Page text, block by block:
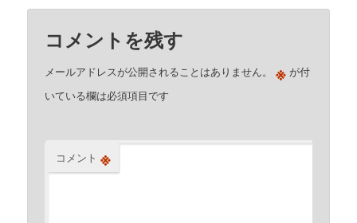
コメントを残す
メールアドレスが公開されることはありません。 ※ が付
いている欄は必須項目です
コメント ※